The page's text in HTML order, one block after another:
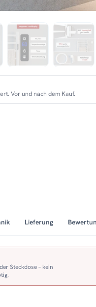
Vor und nach dem Kauf.
Lieferung
Steckdose – kein